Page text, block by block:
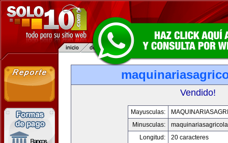
Vendido!
Mayusculas:
Minusculas:
Longitud:
20 caracteres